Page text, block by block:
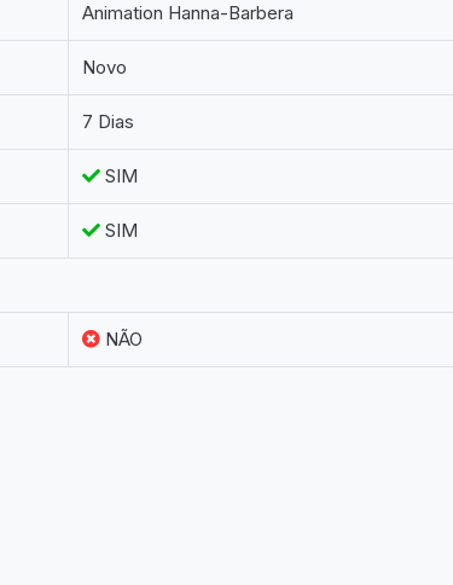
Animation Hanna-Barbera
Novo
7 Dias
SIM
SIM
NÃO